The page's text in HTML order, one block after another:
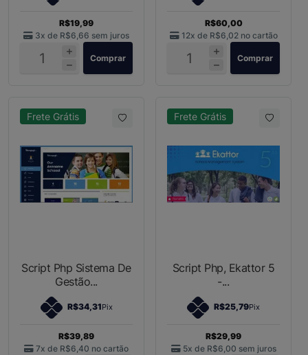
R$19,99
3x de R$6,66 sem juros
Comprar
R$60,00
12x de R$6,02 no cartão
Comprar
Frete Grátis
Script Php Sistema De
Gestão...
R$34,31Pix
R$39,89
7x de R$6,40 no cartão
Frete Grátis
Script Php, Ekattor 5
-...
R$25,79Pix
R$29,99
5x de R$6,00 sem juros